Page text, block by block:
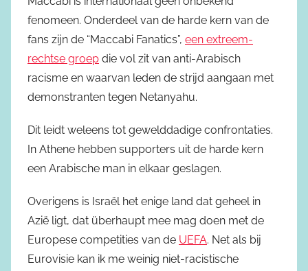
fenomeen. Onderdeel van de harde kern van de
fans zijn de “Maccabi Fanatics”, een extreem-
rechtse groep die vol zit van anti-Arabisch
racisme en waarvan leden de strijd aangaan met
demonstranten tegen Netanyahu.
Dit leidt weleens tot gewelddadige confrontaties.
In Athene hebben supporters uit de harde kern
een Arabische man in elkaar geslagen.
Overigens is Israël het enige land dat geheel in
Azië ligt, dat überhaupt mee mag doen met de
Europese competities van de UEFA. Net als bij
Eurovisie kan ik me weinig niet-racistische